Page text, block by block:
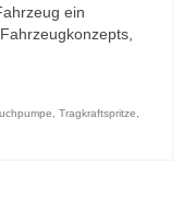
ein
Tragkraftspritze